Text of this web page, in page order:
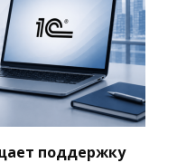
поддержку